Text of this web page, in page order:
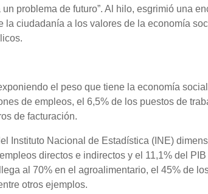
un problema de futuro”. Al hilo, esgrimió una
la ciudadanía a los valores de la economía
el peso que tiene la economía
de empleos, el 6,5% de los puestos de
de facturación.
Instituto Nacional de Estadística (INE)
directos e indirectos y el 11,1% del
al 70% en el agroalimentario, el 45% de
otros ejemplos.